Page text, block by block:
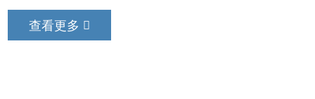
查看更多